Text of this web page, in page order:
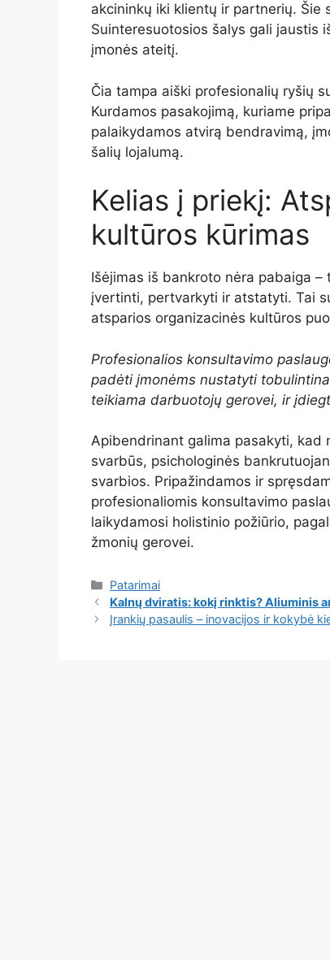
akcininkų iki klientų ir partnerių.
Suinteresuotosios šalys gali jaustis
įmonės ateitį.
Čia tampa aiški profesionalių ryšių
Kurdamos pasakojimą, kuriame
palaikydamos atvirą bendravimą,
šalių lojalumą.
Kelias į priekį:
kultūros kūrimas
Išėjimas iš bankroto nėra pabaiga
įvertinti, pertvarkyti ir atstatyti. Tai
atsparios organizacinės kultūros
Profesionalios konsultavimo
padėti įmonėms nustatyti
teikiama darbuotojų gerovei, ir
Apibendrinant galima pasakyti, kad
svarbūs, psichologinės
svarbios. Pripažindamos ir
profesionaliomis konsultavimo
laikydamosi holistinio požiūrio,
žmonių gerovei.
Kategorijos
Patarimai
Kalnų dviratis: kokį rinktis? Aliuminis
Įrankių pasaulis – inovacijos ir kokybė